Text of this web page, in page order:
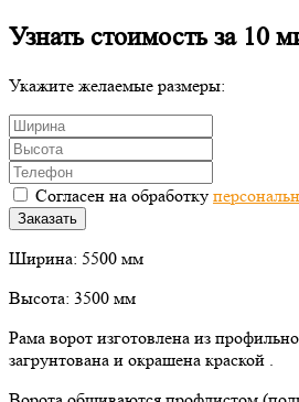
Узнать стоимость за 10
Укажите желаемые размеры:
Согласен на обработку
Заказать
Ширина: 5500 мм
Высота: 3500 мм
Рама ворот изготовлена из
загрунтована и окрашена краской .